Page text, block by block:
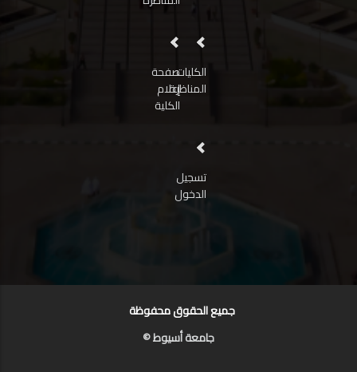
الكليات
المناظرة
صفحة
إعلام
الكلية
تسجيل
الدخول
جميع الحقوق محفوظة
جامعة أسيوط ©